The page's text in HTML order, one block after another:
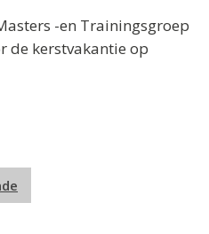
-en Trainingsgroep
de kerstvakantie op